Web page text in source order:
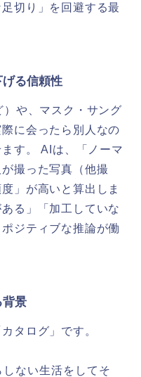
切り」を回避する最
る信頼性
や、マスク・サング
に会ったら別人なの
す。 AIは、「ノーマ
撮った写真（他撮
」が高いと算出しま
る」「加工していな
ジティブな推論が働
景
タログ」です。
しない生活をしてそ